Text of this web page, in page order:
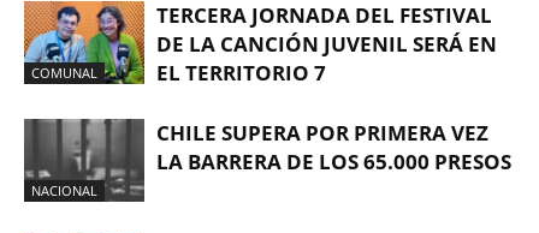
COMUNAL
TERCERA JORNADA DEL FESTIVAL
DE LA CANCIÓN JUVENIL SERÁ EN
EL TERRITORIO 7
NACIONAL
CHILE SUPERA POR PRIMERA VEZ
LA BARRERA DE LOS 65.000 PRESOS